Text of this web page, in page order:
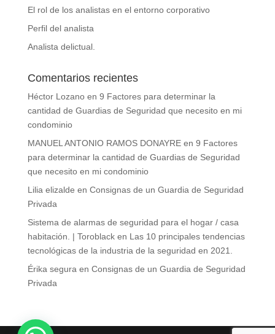
El rol de los analistas en el entorno corporativo
Perfil del analista
Analista delictual.
Comentarios recientes
Héctor Lozanoen 9 Factores para determinar la
cantidad de Guardias de Seguridad que necesito en mi
condominio
MANUEL ANTONIO RAMOS DONAYREen 9 Factores
para determinar la cantidad de Guardias de Seguridad
que necesito en mi condominio
Lilia elizalde en Consignas de un Guardia de Seguridad
Privada
Sistema de alarmas de seguridad para el hogar / casa
habitación. | Toroblacken Las 10 principales tendencias
tecnológicas de la industria de la seguridad en 2021.
Érika segura en Consignas de un Guardia de Seguridad
Privada